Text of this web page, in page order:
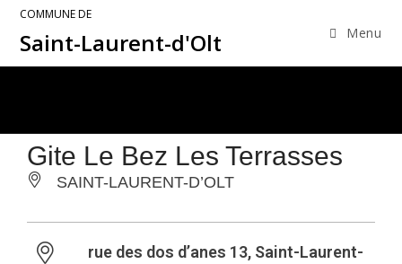
COMMUNE DE
Saint-Laurent-d'Olt Menu
Gite Le Bez Les Terrasses
SAINT-LAURENT-D’OLT
rue des dos d’anes 13, Saint-Laurent-